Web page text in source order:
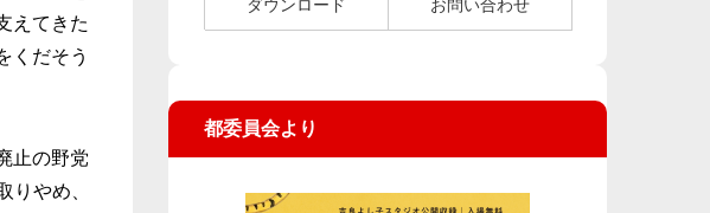
えてきた
くだそう
止の野党
りやめ、
ダウンロード お問い合わせ
都委員会より